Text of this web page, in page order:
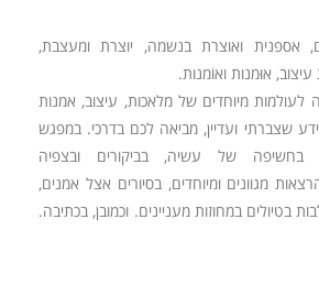
אספנית ואוצרת בנשמה, יוצרת ומעצבת,
אוּמנות ואוֹמנות.
מיוחדים של מלאכות, עיצוב, אמנות
שצברתי ועדיין, מביאה לכם בדרכי. במפגש
בחשיפה של עשיה, בביקורים ובצפיה
מגוונים ומיוחדים, בסיורים אצל אמנים,
בטיולים במחוזות מעניינים. וכמובן, בכתיבה.